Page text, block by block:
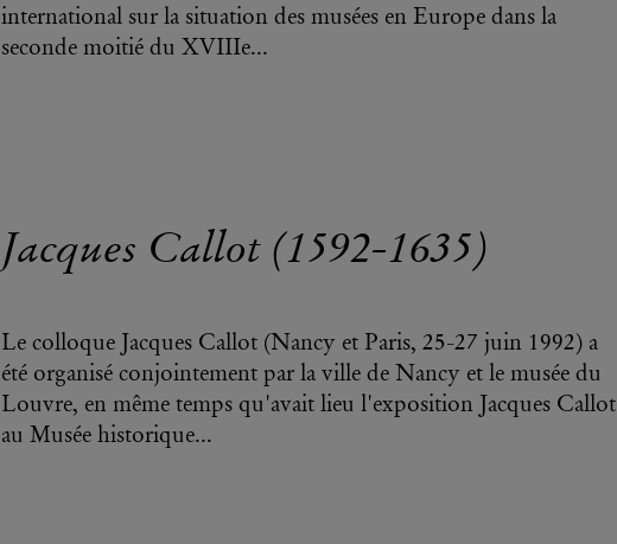
international sur la situation des musées en Europe dans la
seconde moitié du XVIIIe...
Jacques Callot (1592-1635)
Le colloque Jacques Callot (Nancy et Paris, 25-27 juin 1992) a
été organisé conjointement par la ville de Nancy et le musée du
Louvre, en même temps qu'avait lieu l'exposition Jacques Callot
au Musée historique...